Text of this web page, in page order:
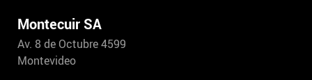
Montecuir SA
Av. 8 de Octubre 4599
Montevideo